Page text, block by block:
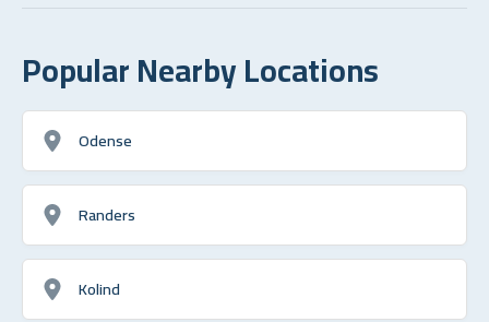
Popular Nearby Locations
Odense
Randers
Kolind